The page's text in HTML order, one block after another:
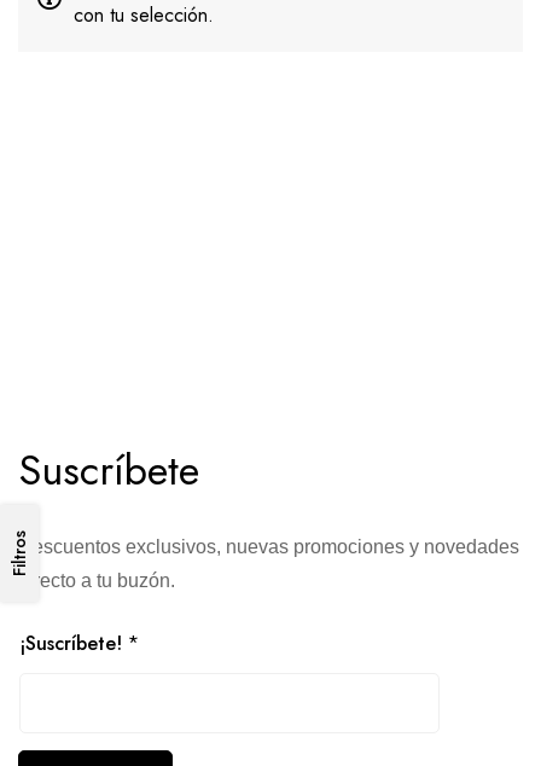
Filtros
con tu selección.
Suscríbete
Descuentos exclusivos, nuevas promociones y novedades
directo a tu buzón.
¡Suscríbete! *